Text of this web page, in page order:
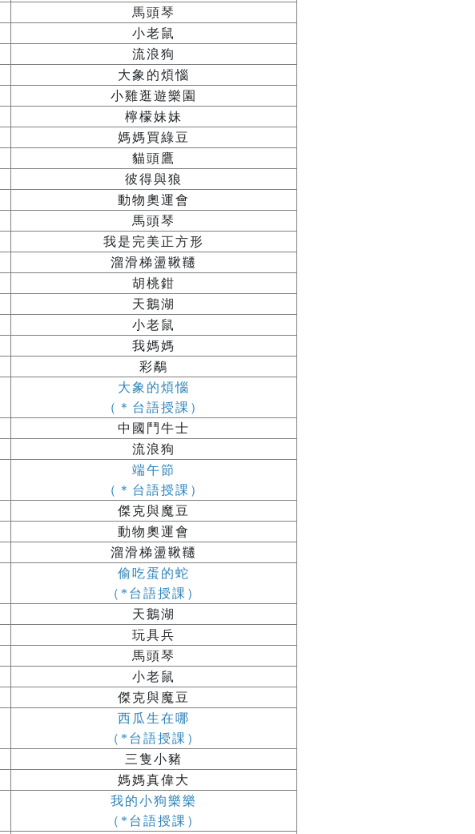
馬頭琴
小老鼠
流浪狗
大象的煩惱
小雞逛遊樂園
檸檬妹妹
媽媽買綠豆
貓頭鷹
彼得與狼
動物奧運會
馬頭琴
我是完美正方形
溜滑梯盪鞦韆
胡桃鉗
天鵝湖
小老鼠
我媽媽
彩鷸
大象的煩惱
（＊台語授課）
中國鬥牛士
流浪狗
端午節
（＊台語授課）
傑克與魔豆
動物奧運會
溜滑梯盪鞦韆
偷吃蛋的蛇
（*台語授課）
天鵝湖
玩具兵
馬頭琴
小老鼠
傑克與魔豆
西瓜生在哪
（*台語授課）
三隻小豬
媽媽真偉大
我的小狗樂樂
（*台語授課）